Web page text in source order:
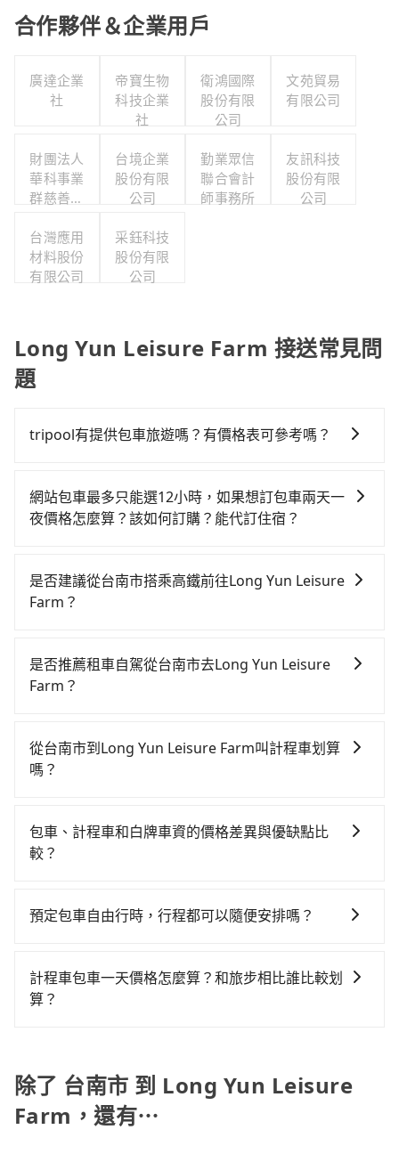
合作夥伴＆企業用戶
廣達企業
社
帝寶生物
科技企業
社
衛鴻國際
股份有限
公司
文苑貿易
有限公司
財團法人
華科事業
群慈善基
台境企業
股份有限
公司
勤業眾信
聯合會計
師事務所
友訊科技
股份有限
公司
台灣應用
材料股份
有限公司
采鈺科技
股份有限
公司
Long Yun Leisure Farm 接送常見問
題
tripool有提供包車旅遊嗎？有價格表可參考嗎？
南市的包車旅遊，從單純的單趟接送到算時間的計時包
車都有，可彈性選擇2~12小時的服務，滿足家族出遊、
包車的價格可能跟其他車隊相差無幾，但是如果只需要
短時數或者單程專車服務者，敢大聲說我們價格絕對最
網站包車最多只能選12小時，如果想訂包車兩天一
夜價格怎麼算？該如何訂購？能代訂住宿？
需要連續兩天的包車服務，可以在官網上分開預定兩天
的行程。另外，目前旅步只提供接送服務，暫不提供代
是否建議從台南市搭乘高鐵前往Long Yun Leisure
Farm？
擇，高鐵較貴、費時、轉車麻煩，且難叫計程車前往高
鐵站！台南-嘉義雖然一天最多時有60班車次，從最早
站，叫一輛計程車花費約300元、車程約25分鐘。抵達
高鐵站後，步行進站、現場購票並於月台排隊的時間約
等待車站前排班的計程車，搭上小黃後約花45分鐘、車
費900元後，抵達Long Yun Leisure Farm (嘉義縣竹崎
南市領有合法執照的計程車僅有4,100多輛，計程車的密
部分小黃司機不按表收費，看乘客是外地人便漫天喊價
或恣意繞路。但如果全程使用tripool並到府專車接送，
上來預約tripool！如果你是三人以下要乘車，也可參考
tripool的拼車共乘服務，最多可再節省50%的交通費
是否推薦租車自駕從台南市去Long Yun Leisure
Farm？
時不需要閉目養神（因為要自己開車），最重要的是你
當天就要來回，那在台南路邊可隨租隨借的iRent應該是
市（東區）到Long Yun Leisure Farm的花費預估為
$1,250~1,800（金額差異來自於平假日、車款差異、抵
能的罰單都需自付。再者，和運的iRent只提供最基本的
或九人座可供選擇，而且無人租車最令人詬病的就是車
況，打開車門才發現仍有上一組乘客遺留的垃圾或者撞
車位，對於急著用車或者要載其他乘客的人來說就有不
小的風險。最後，雖然路邊隨租隨還看似方便，但實際
使用時還是有其區域的限制，實際可停靠的地點與你的
從台南市到Long Yun Leisure Farm叫計程車划算
嗎？
灣大車隊、Uber、Line Taxi、Yoxi等，如果在路邊攔不
到車，也可考慮打電話至附近的計程車隊，如台一大車
專車服務可再更便宜。但如果你無法提前預約，或偏好
難度是台北或新北的20倍之多。如果當天或隔天也要原
路返回，Long Yun Leisure Farm所在的嘉義縣的計程
坑受騙。雖然台南市區到Long Yun Leisure Farm的跳
表小黃可能較為便宜，但當你們人數超過四位時，叫兩
輛計程車的費用就貴了，改預約一輛tripool的九人座廂
包車、計程車和白牌車資的價格差異與優缺點比
較？
包車：優點是搭乘舒適可以根據自己的需求安排時間和
車：優點是24小時隨叫隨到，價格按錶計費，但若遇交
通塞車時亦會加收延遲費用，一般屬短程接駁為主。 -
預定包車自由行時，行程都可以隨便安排嗎？
沒有到達海拔1500公里以上的山區，行程都是可以依照
您的需求安排的。
計程車包車一天價格怎麼算？和旅步相比誰比較划
算？
區，價格可能有所不同。另外，計程車包車價格也可能
會因為交通狀況等因素而有所變動。因此，在預定包車
之前，最好先詢問清楚具體價格和注意事項。相比之
除了 台南市 到 Long Yun Leisure
Farm，還有⋯